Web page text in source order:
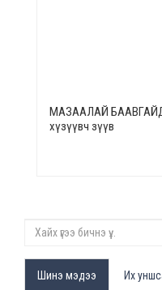
МАЗААЛАЙ БААВГАЙД
хүзүүвч зүүв
Шинэ мэдээ Их